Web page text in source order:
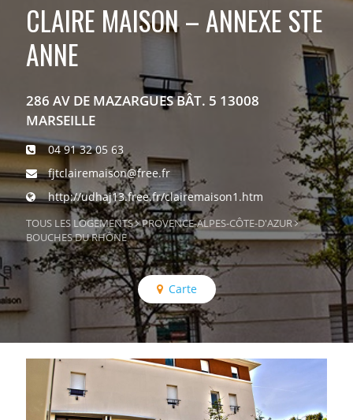
CLAIRE MAISON – ANNEXE STE
ANNE
286 AV DE MAZARGUES BÂT. 5 13008
MARSEILLE
04 91 32 05 63
fjtclairemaison@free.fr
http://udhaj13.free.fr/clairemaison1.htm
TOUS LES LOGEMENTS
PROVENCE-ALPES-CÔTE-D'AZUR
BOUCHES DU RHÔNE
Carte